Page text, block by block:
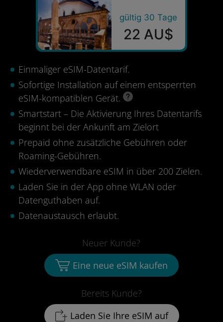
gültig 30 Tage
22 AU$
Einmaliger eSIM-Datentarif.
Sofortige Installation auf einem entsperrten
eSIM-kompatiblen Gerät.
Smartstart – Die Aktivierung Ihres Datentarifs
beginnt bei der Ankunft am Zielort
Prepaid ohne zusätzliche Gebühren oder
Roaming-Gebühren.
Wiederverwendbare eSIM in über 200 Zielen.
Laden Sie in der App ohne WLAN oder
Datenguthaben auf.
Datenaustausch erlaubt.
Bereits Kunde?
Laden Sie Ihre eSIM auf
Neuer Kunde?
Eine neue eSIM kaufen